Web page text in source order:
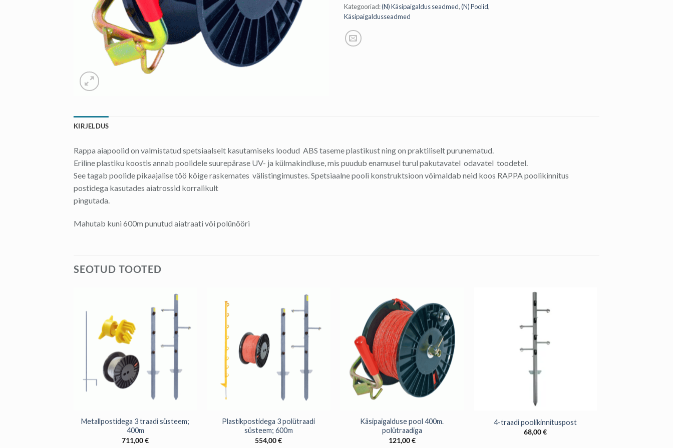
Kategooriad:(N) Käsipaigaldus seadmed,(N) Poolid,
Käsipaigaldusseadmed
KIRJELDUS
Rappa aiapoolid on valmistatud spetsiaalselt kasutamiseks loodud ABS taseme plastikust ning on praktiliselt purunematud.
Eriline plastiku koostis annab poolidele suurepärase UV- ja külmakindluse, mis puudub enamusel turul pakutavatel odavatel toodetel.
See tagab poolide pikaajalise töö kõige raskemates välistingimustes. Spetsiaalne pooli konstruktsioon võimaldab neid koos RAPPA poolikinnitus
postidega kasutades aiatrossid korralikult
pingutada.
Mahutab kuni 600m punutud aiatraati või polünööri
SEOTUD TOOTED
Metallpostidega 3 traadi süsteem;
400m
711,00€
Plastikpostidega 3 polütraadi
süsteem; 600m
554,00€
Käsipaigalduse pool 400m.
polütraadiga
121,00€
4-traadi poolikinnituspost
68,00€